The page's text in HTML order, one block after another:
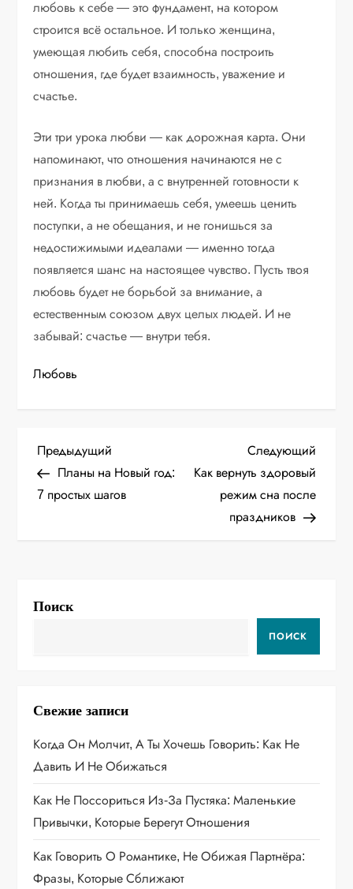
любовь к себе — это фундамент, на котором
строится всё остальное. И только женщина,
умеющая любить себя, способна построить
отношения, где будет взаимность, уважение и
счастье.
Эти три урока любви — как дорожная карта. Они
напоминают, что отношения начинаются не с
признания в любви, а с внутренней готовности к
ней. Когда ты принимаешь себя, умеешь ценить
поступки, а не обещания, и не гонишься за
недостижимыми идеалами — именно тогда
появляется шанс на настоящее чувство. Пусть твоя
любовь будет не борьбой за внимание, а
естественным союзом двух целых людей. И не
забывай: счастье — внутри тебя.
Любовь
Н
а
г
и
я
п
о
з
а
Предыдущая
запись
Предыдущий
Планы на Новый год:
7 простых шагов
запись
Следующий
Как вернуть здоровый
режим сна после
праздников
Поиск
ПОИСК
Свежие записи
Когда Он Молчит, А Ты Хочешь Говорить: Как Не
Давить И Не Обижаться
Как Не Поссориться Из‑за Пустяка: Маленькие
Привычки, Которые Берегут Отношения
Как Говорить О Романтике, Не Обижая Партнёра:
Фразы, Которые Сближают